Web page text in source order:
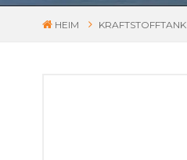
HEIM KRAFTSTOFFTANK